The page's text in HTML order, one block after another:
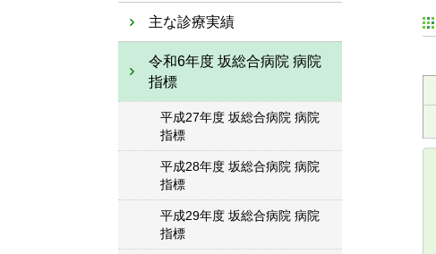
主な診療実績
令和6年度 坂総合病院 病院
指標
平成27年度 坂総合病院 病院
指標
平成28年度 坂総合病院 病院
指標
平成29年度 坂総合病院 病院
指標